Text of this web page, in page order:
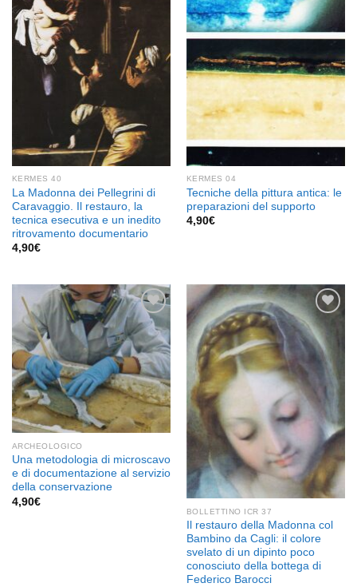
Aggiungi
dei
desideri
KERMES 40
La Madonna dei Pellegrini di
Caravaggio. Il restauro, la
tecnica esecutiva e un inedito
ritrovamento documentario
4,90€
Aggiungi
alla lista
dei
desideri
KERMES 04
Tecniche della pittura antica: le
preparazioni del supporto
4,90€
Aggiungi
alla lista
dei
desideri
ARCHEOLOGICO
Una metodologia di microscavo
e di documentazione al servizio
della conservazione
4,90€
Aggiungi
alla lista
desideri
BOLLETTINO ICR 37
Il restauro della Madonna col
Bambino da Cagli: il colore
svelato di un dipinto poco
conosciuto della bottega di
Federico Barocci